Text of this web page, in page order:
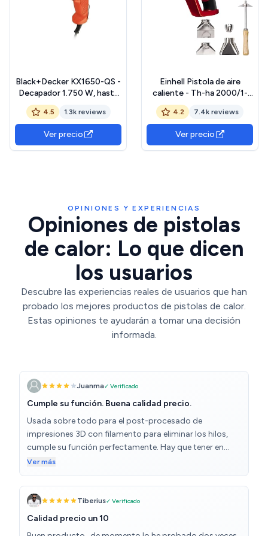
Black+Decker KX1650-QS -
Decapador 1.750 W, hasta
600˚C, 230 V, Rojo
4.5 1.3k reviews
Ver precio
Einhell Pistola de aire
caliente - Th-ha 2000/1-
577068 - 2000 W, 2 niveles
de temperatura 350 ° / 550
°, protección contra
sobrecalentamiento, incl. 4
boquillas y raspador de
4.2 7.4k reviews
Ver precio
OPINIONES Y EXPERIENCIAS
Opiniones de pistolas
de calor: Lo que dicen
los usuarios
Descubre las experiencias reales de usuarios que han
probado los mejores productos de pistolas de calor.
Estas opiniones te ayudarán a tomar una decisión
informada.
Juanma✓ Verificado
Cumple su función. Buena calidad precio.
Usada sobre todo para el post-procesado de
impresiones 3D con filamento para eliminar los hilos,
cumple su función perfectamente. Hay que tener en
cuenta que hay que ajustar bien la temperatura y
aplicarlo a una distancia razonable para evitar
deformar las figuras si se va a usar para este fin. Tiene
otros usos que le voy a dar evidentemente, viene
equipado con varios accesorios. El cable algo corto.
Ver más
Tiberius✓ Verificado
Calidad precio un 10